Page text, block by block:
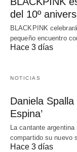
del 10º
BLACKPINK
pequeño encuentro
Hace 3 días
NOTICIAS
Daniela
Espina’
La cantante
compartido su nuevo
Hace 3 días